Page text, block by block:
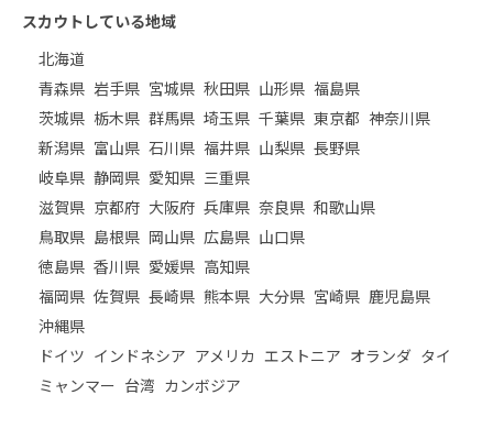
スカウトしている地域
北海道
青森県 岩手県 宮城県 秋田県 山形県 福島県
茨城県 栃木県 群馬県 埼玉県 千葉県 東京都 神奈川県
新潟県 富山県 石川県 福井県 山梨県 長野県
岐阜県 静岡県 愛知県 三重県
滋賀県 京都府 大阪府 兵庫県 奈良県 和歌山県
鳥取県 島根県 岡山県 広島県 山口県
徳島県 香川県 愛媛県 高知県
福岡県 佐賀県 長崎県 熊本県 大分県 宮崎県 鹿児島県
沖縄県
ドイツ インドネシア アメリカ エストニア オランダ タイ
ミャンマー 台湾 カンボジア